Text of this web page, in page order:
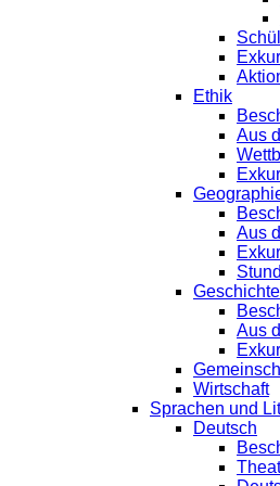
Ethik
Aus
Aus
Geschichte
Aus
Wirtschaft
Sprachen und
Deutsch